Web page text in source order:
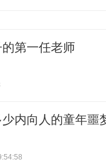
第一任老师
内向人的童年噩